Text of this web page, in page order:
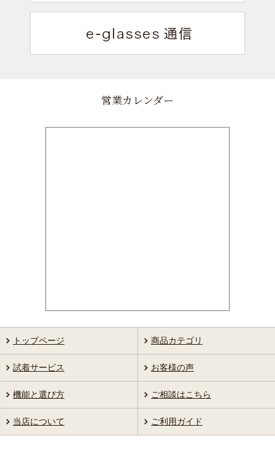
営業カレンダー
トップページ 商品カテゴリ
試着サービス お客様の声
機能と選び方 ご相談はこちら
当店について ご利用ガイド